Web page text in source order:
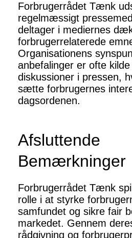
Forbrugerrådet Tænk
regelmæssigt
deltager i mediernes
forbrugerrelaterede
Organisationens
anbefalinger er ofte
diskussioner i pressen,
sætte forbrugernes
dagsordenen.
Afsluttende
Bemærkninger
Forbrugerrådet Tænk
rolle i at styrke
samfundet og sikre fair
markedet. Gennem
rådgivning og